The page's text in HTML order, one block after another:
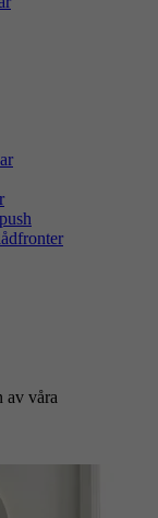
av våra